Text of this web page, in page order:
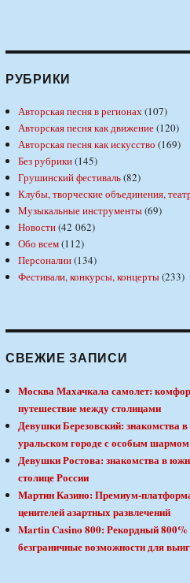
РУБРИКИ
Авторская песня в регионах(107)
Авторская песня как движение(120)
Авторская песня как искусство (169)
Без рубрики(145)
Грушинский фестиваль(82)
Клубы, творческие объединения,
Музыкальные инструменты(69)
Новости(42 062)
Обо всем(112)
Персоналии(134)
Фестивали, конкурсы, концерты(233)
СВЕЖИЕ ЗАПИСИ
Москва Махачкала самолет:
путешествие между столицами
Девушки Березовский: знакомства в
уральском городе с особым шармом
Девушки Ростова: знакомства в
столице России
Мартин Казино: Премиум-
ценителей азартных развлечений
Martin Casino 800: Рекордный 800%
безграничные возможности для